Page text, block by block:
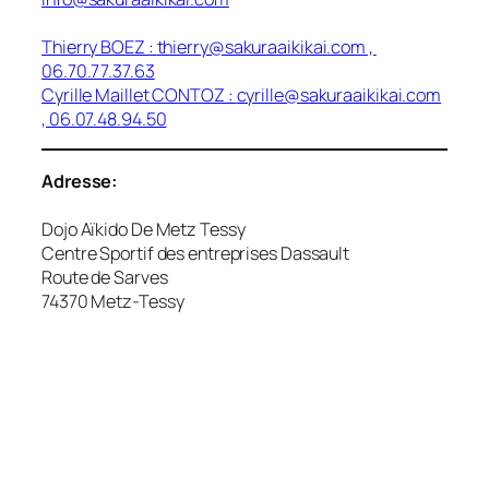
Thierry BOEZ : thierry@sakuraaikikai.com ,
06.70.77.37.63
Cyrille Maillet CONTOZ : cyrille@sakuraaikikai.com
, 06.07.48.94.50
Adresse:
Dojo Aïkido De Metz Tessy
Centre Sportif des entreprises Dassault
Route de Sarves
74370 Metz-Tessy